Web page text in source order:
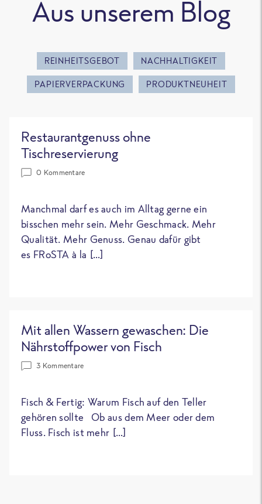
Aus unserem Blog
REINHEITSGEBOT NACHHALTIGKEIT
PAPIERVERPACKUNG PRODUKTNEUHEIT
Restaurantgenuss ohne
Tischreservierung
0 Kommentare
Manchmal darf es auch im Alltag gerne ein
bisschen mehr sein. Mehr Geschmack. Mehr
Qualität. Mehr Genuss. Genau dafür gibt
es FRoSTA à la […]
Mit allen Wassern gewaschen: Die
Nährstoffpower von Fisch
3 Kommentare
Fisch & Fertig: Warum Fisch auf den Teller
gehören sollte Ob aus dem Meer oder dem
Fluss. Fisch ist mehr […]